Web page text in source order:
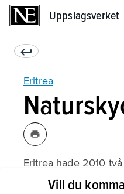
Uppslagsverket
Eritrea
Eritrea hade 2010
Dahlakarkipelagen,
Vill du